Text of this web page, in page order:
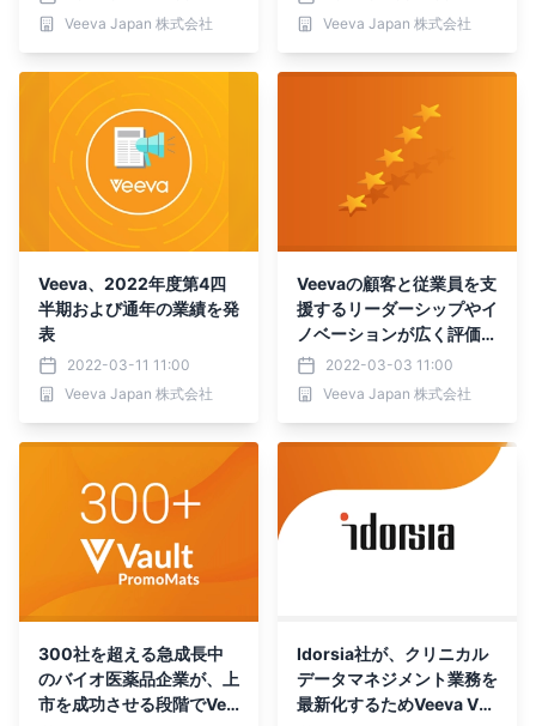
化 Veeva Japan 株式会社
に提供可能に
Veeva Japan 株式会社
Veeva、2022年度第4四
半期および通年の業績を発
表
2022-03-11 11:00
Veeva Japan 株式会社
Veevaの顧客と従業員を支
援するリーダーシップやイ
ノベーションが広く評価さ
れる2022-03-03 11:00
Veeva Japan 株式会社
300社を超える急成長中
のバイオ医薬品企業が、上
市を成功させる段階でVee
Idorsia社が、クリニカル
データマネジメント業務を
最新化するためVeeva Vau